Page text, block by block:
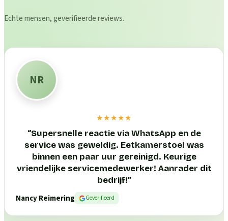
Echte mensen, geverifieerde reviews.
NR
★★★★★
“Supersnelle reactie via WhatsApp en de
service was geweldig. Eetkamerstoel was
binnen een paar uur gereinigd. Keurige
vriendelijke servicemedewerker! Aanrader dit
bedrijf!”
Nancy Reimering
Geverifieerd